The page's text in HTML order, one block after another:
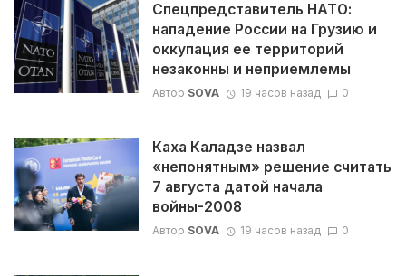
Спецпредставитель НАТО:
нападение России на Грузию и
оккупация ее территорий
незаконны и неприемлемы
Автор SOVA 19 часов назад 0
Каха Каладзе назвал
«непонятным» решение считать
7 августа датой начала
войны-2008
Автор SOVA 19 часов назад 0